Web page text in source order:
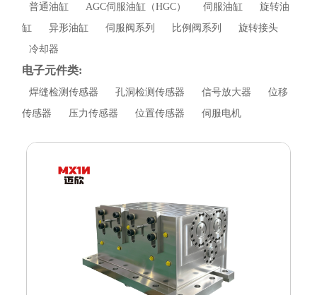
普通油缸 AGC伺服油缸（HGC） 伺服油缸
旋转油
缸
异形油缸 伺服阀系列 比例阀系列
旋转接头
冷却器
电子元件类:
焊缝检测传感器 孔洞检测传感器 信号放大器
位移
传感器
压力传感器 位置传感器 伺服电机